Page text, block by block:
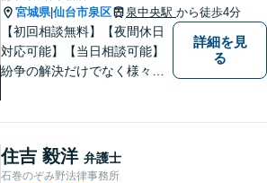
宮城県|仙台市泉区 泉中央駅 から徒歩4分
【初回相談無料】【夜間休日
対応可能】【当日相談可能】
紛争の解決だけでなく様々な
是非一度ご相談ください。
詳細を見
る
住吉 毅洋 弁護士
石巻のぞみ野法律事務所